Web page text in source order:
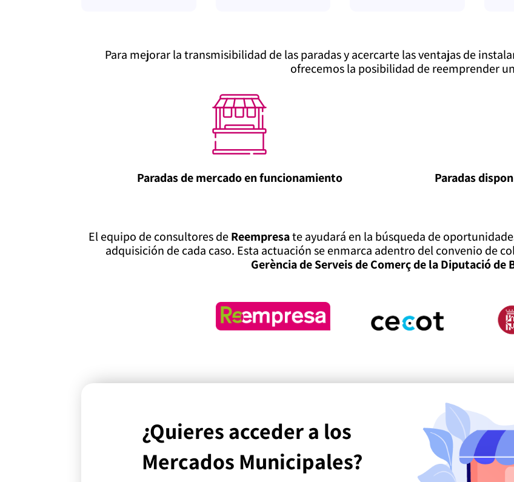
Para mejorar la transmisibilidad de las paradas y acercarte las ventajas de
ofrecemos la posibilidad de reemprender
Paradas de mercado en funcionamiento
Paradas
El equipo de consultores deReempresate ayudará en la búsqueda de
adquisición de cada caso. Esta actuación se enmarca adentro del convenio de
Gerència de Serveis de Comerç de la Diputació de
¿Quieres acceder a los
Mercados Municipales?